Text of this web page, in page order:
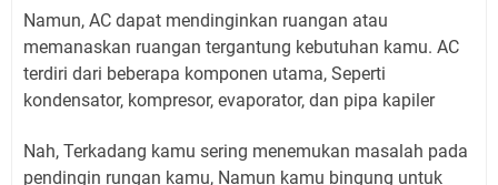
Namun, AC dapat mendinginkan ruangan atau
memanaskan ruangan tergantung kebutuhan kamu. AC
terdiri dari beberapa komponen utama, Seperti
kondensator, kompresor, evaporator, dan pipa kapiler
Nah, Terkadang kamu sering menemukan masalah pada
pendingin rungan kamu, Namun kamu bingung untuk